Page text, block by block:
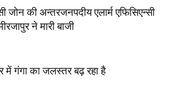
जोन की अन्तरजनपदीय एलार्म एफिसिएन्सी
ने मारी बाजी
में गंगा का जलस्तर बढ़ रहा है